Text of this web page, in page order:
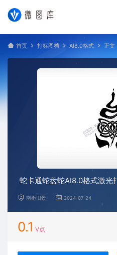
首页 打标图档 AI8.0格式 正文
蛇卡通蛇盘蛇AI8.0格式激光
南栀旧景 2024-07-24
0.1 V点